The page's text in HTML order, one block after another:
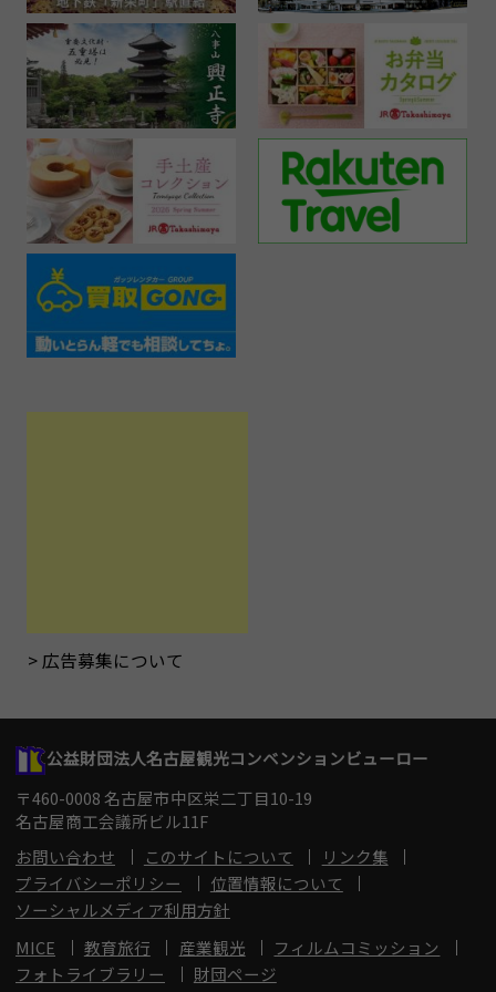
広告募集について
公益財団法人名古屋観光コンベンションビューロー
〒460-0008 名古屋市中区栄二丁目10-19
名古屋商工会議所ビル11F
お問い合わせ
このサイトについて
リンク集
プライバシーポリシー
位置情報について
ソーシャルメディア利用方針
MICE
教育旅行 産業観光
フィルムコミッション
フォトライブラリー
財団ページ